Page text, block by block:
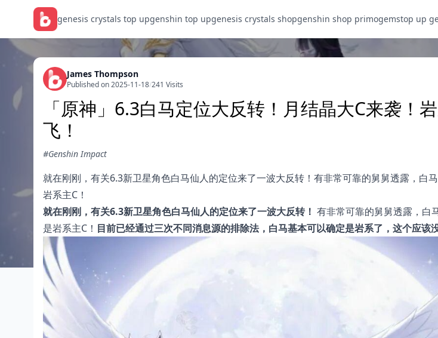
genesis crystals top upgenshin top upgenesis crystals shopgenshin shop primogemstop up
James Thompson
Published on 2025-11-18/241 Visits
「原神」6.3白马定位大反转！月结晶大C来袭！
飞！
#Genshin Impact
就在刚刚，有关6.3新卫星角色白马仙人的定位来了一波大反转！有非常可靠的舅舅透露，白
岩系主C！
就在刚刚，有关6.3新卫星角色白马仙人的定位来了一波大反转！ 有非常可靠的舅舅透露，白
是岩系主C！ 目前已经通过三次不同消息源的排除法，白马基本可以确定是岩系了，这个应该